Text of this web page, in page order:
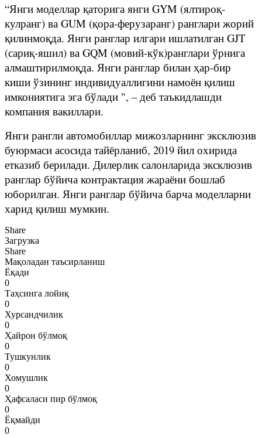
“Янги моделлар қаторига янги GYM (ялтироқ-
кулранг) ва GUM (қора-ферузаранг) ранглари жорий
қилинмоқда. Янги ранглар илгари ишлатилган GJT
(сариқ-яшил) ва GQM (мовий-кўк)ранглари ўрнига
алмаштирилмоқда. Янги ранглар билан ҳар-бир
киши ўзининг индивидуаллигини намоён қилиш
имкониятига эга бўлади ", – деб таъкидлашди
компания вакиллари.
Янги рангли автомобиллар мижозларнинг эксклюзив
буюрмаси асосида тайёрланиб, 2019 йил охирида
етказиб берилади. Дилерлик салонларида эксклюзив
ранглар бўйича контрактация жараёни бошлаб
юборилган. Янги ранглар бўйича барча моделларни
харид қилиш мумкин.
Share
Загрузка
Share
Мақоладан таъсирланиш
Ёқади
0
Таҳсинга лойиқ
0
Хурсандчилик
0
Ҳайрон бўлмоқ
0
Тушкунлик
0
Хомушлик
0
Ҳафсаласи пир бўлмоқ
0
Ёқмайди
0